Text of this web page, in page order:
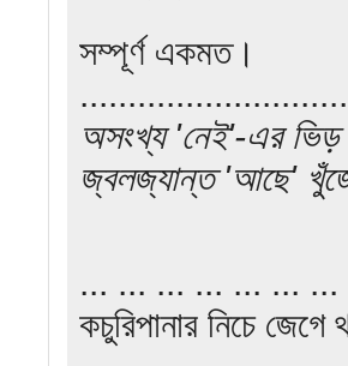
সম্পূর্ণ একমত।
অসংখ্য 'নেই'-এর ভিড়
জ্বলজ্যান্ত 'আছে'
... ... ... ... ... ...
কচুরিপানার নিচে জেগে